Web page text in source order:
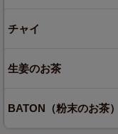
チャイ
生姜のお茶
BATON（粉末のお茶）